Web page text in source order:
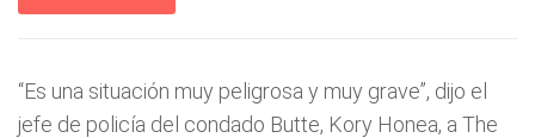
“Es una situación muy peligrosa y muy grave”, dijo el
jefe de policía del condado Butte, Kory Honea, a The